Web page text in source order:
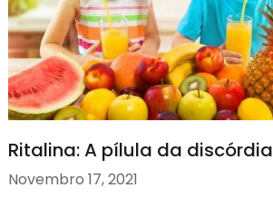
Ritalina: A pílula da discórdia
Novembro 17, 2021